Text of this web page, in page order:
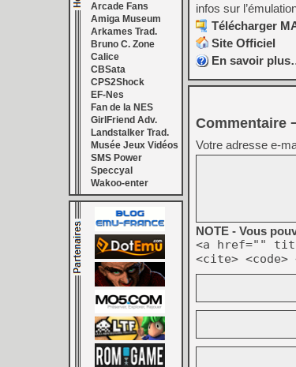
Arcade Fans
Amiga Museum
Arkames Trad.
Bruno C. Zone
Calice
CBSata
CPS2Shock
EF-Nes
Fan de la NES
GirlFriend Adv.
Landstalker Trad.
Musée Jeux Vidéos
SMS Power
Speccyal
Wakoo-enter
infos sur
Télécharger
Site Officiel
En savoir
Commentaire
Votre adresse e-
NOTE - Vous
<a href=""
<cite>